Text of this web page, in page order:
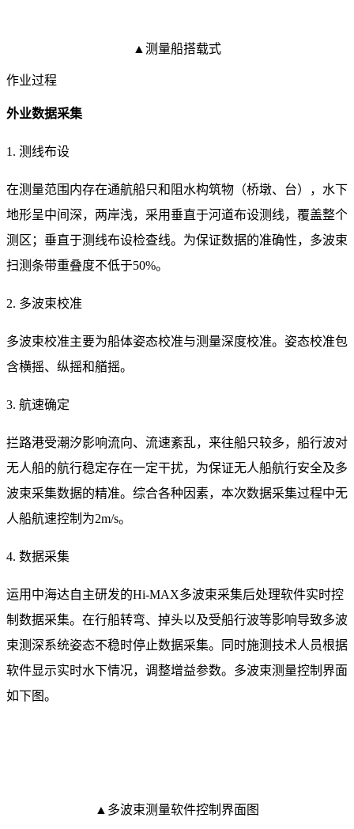
▲测量船搭载式
作业过程
外业数据采集
1. 测线布设
在测量范围内存在通航船只和阻水构筑物（桥墩、台），水下
地形呈中间深，两岸浅，采用垂直于河道布设测线，覆盖整个
测区；垂直于测线布设检查线。为保证数据的准确性，多波束
扫测条带重叠度不低于50%。
2. 多波束校准
多波束校准主要为船体姿态校准与测量深度校准。姿态校准包
含横摇、纵摇和艏摇。
3. 航速确定
拦路港受潮汐影响流向、流速紊乱，来往船只较多，船行波对
无人船的航行稳定存在一定干扰，为保证无人船航行安全及多
波束采集数据的精准。综合各种因素，本次数据采集过程中无
人船航速控制为2m/s。
4. 数据采集
运用中海达自主研发的Hi-MAX多波束采集后处理软件实时控
制数据采集。在行船转弯、掉头以及受船行波等影响导致多波
束测深系统姿态不稳时停止数据采集。同时施测技术人员根据
软件显示实时水下情况，调整增益参数。多波束测量控制界面
如下图。
▲多波束测量软件控制界面图